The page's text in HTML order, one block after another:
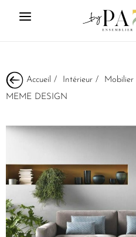
Accueil / Intérieur / Mobilier
MEME DESIGN